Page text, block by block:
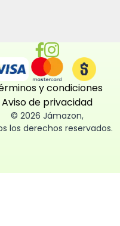
y condiciones
Aviso de privacidad
© 2026 Jámazon,
los derechos reservados.